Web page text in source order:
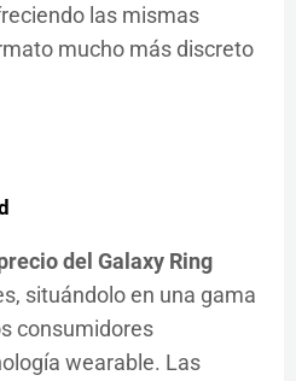
las mismas
mucho más discreto
del Galaxy Ring
situándolo en una gama
consumidores
wearable. Las